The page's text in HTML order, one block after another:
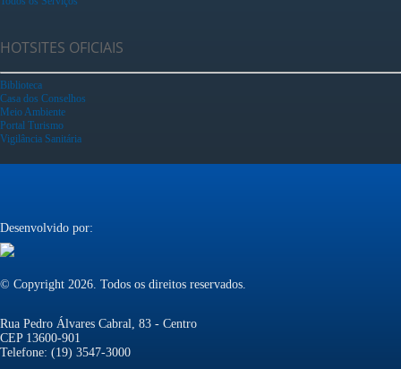
HOTSITES OFICIAIS
Biblioteca
Casa dos Conselhos
Meio Ambiente
Portal Turismo
Vigilância Sanitária
Desenvolvido por:
© Copyright 2026. Todos os direitos reservados.
Rua Pedro Álvares Cabral, 83 - Centro
CEP 13600-901
Telefone: (19) 3547-3000